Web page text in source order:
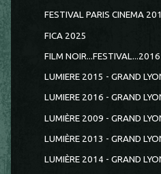
FESTIVAL PARIS CINEMA
FICA 2025
FILM NOIR...FESTIVAL...2016
LUMIERE 2015 - GRAND
LUMIERE 2016 - GRAND
LUMIÈRE 2009 - GRAND
LUMIÈRE 2013 - GRAND
LUMIÈRE 2014 - GRAND